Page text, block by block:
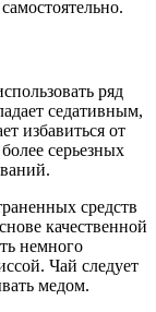
ряд
седативным,
избавиться от
серьезных
средств
качественной
немного
Чай следует
медом.